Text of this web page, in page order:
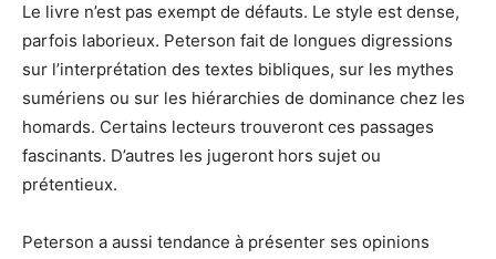
Le livre n’est pas exempt de défauts. Le style est dense,
parfois laborieux. Peterson fait de longues digressions
sur l’interprétation des textes bibliques, sur les mythes
sumériens ou sur les hiérarchies de dominance chez les
homards. Certains lecteurs trouveront ces passages
fascinants. D’autres les jugeront hors sujet ou
prétentieux.
Peterson a aussi tendance à présenter ses opinions